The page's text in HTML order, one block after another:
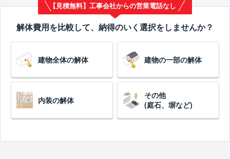
【見積無料】工事会社からの営業電話なし
解体費用を比較して、納得のいく選択をしませんか？
建物全体の解体 建物の一部の解体
内装の解体
その他
(庭石、塀など)